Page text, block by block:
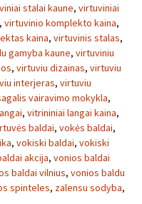
stalai kaune, virtuviniai
, virtuvinio komplekto kaina,
kaina, virtuvinis stalas,
gamyba kaune, virtuviniu
, virtuviu dizainas, virtuviu
interjeras, virtuviu
vairavimo mokykla,
, vitrininiai langai kaina,
baldai, vokės baldai,
, vokiski baldai, vokiski
akcija, vonios baldai
baldai vilnius, vonios baldu
spinteles, zalensu sodyba,